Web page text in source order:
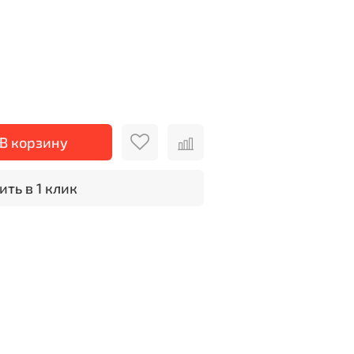
корзину
в 1 клик